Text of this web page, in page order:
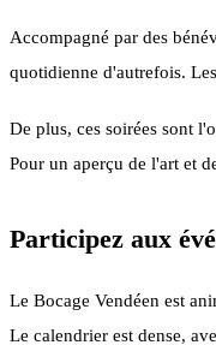
Accompagné par des
quotidienne d'autrefois.
De plus, ces soirées sont
Pour un aperçu de l'art et
Participez aux
Le Bocage Vendéen est
Le calendrier est dense,